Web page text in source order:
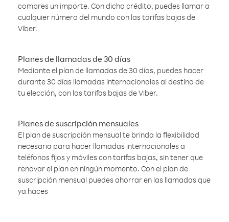
compres un importe. Con dicho crédito, puedes llamar a
cualquier número del mundo con las tarifas bajas de
Viber.
Planes de llamadas de 30 días
Mediante el plan de llamadas de 30 días, puedes hacer
durante 30 días llamadas internacionales al destino de
tu elección, con las tarifas bajas de Viber.
Planes de suscripción mensuales
El plan de suscripción mensual te brinda la flexibilidad
necesaria para hacer llamadas internacionales a
teléfonos fijos y móviles con tarifas bajas, sin tener que
renovar el plan en ningún momento. Con el plan de
suscripción mensual puedes ahorrar en las llamadas que
ya haces